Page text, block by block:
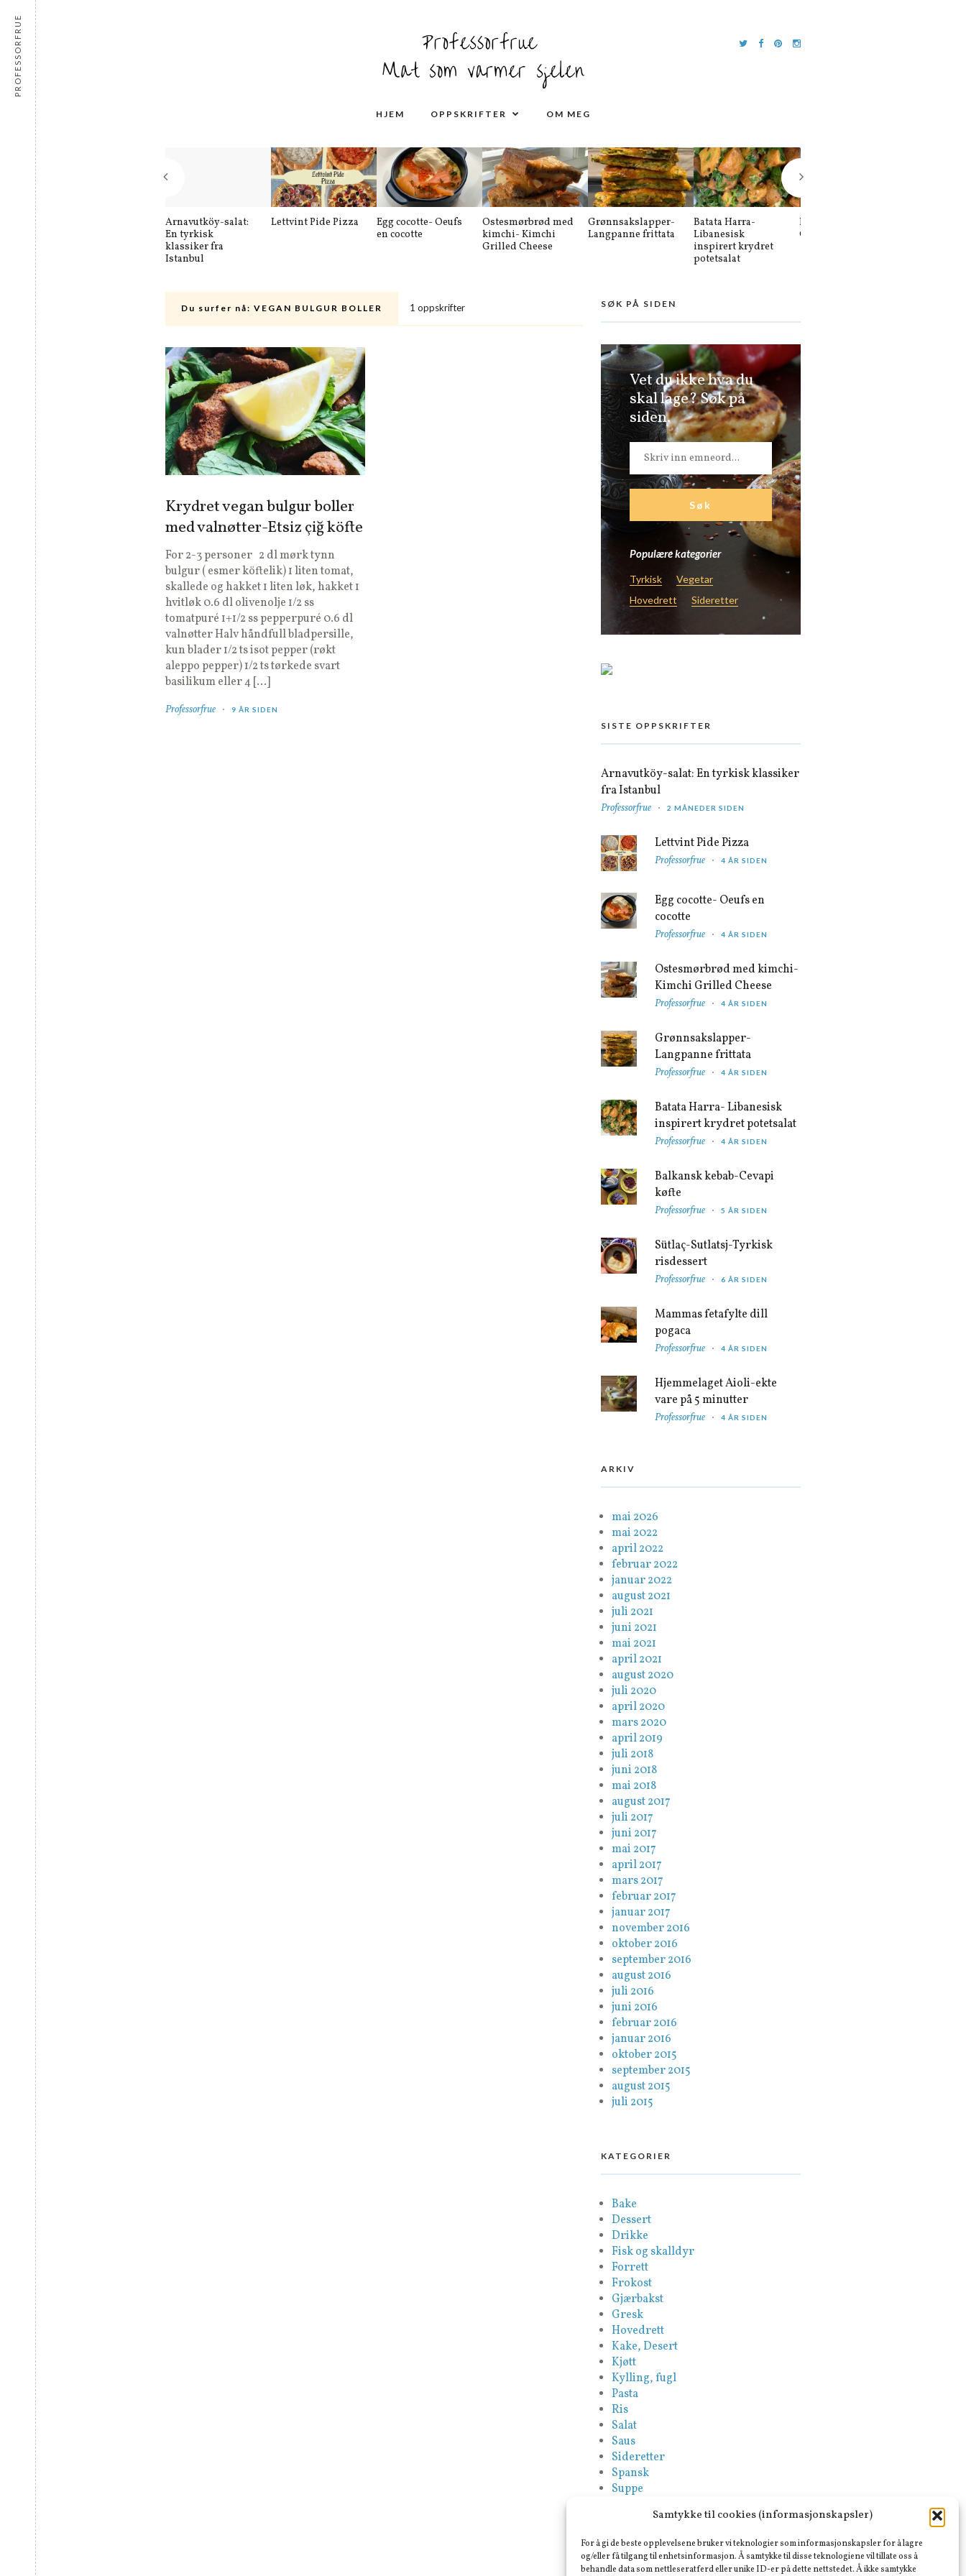
Samtykke til cookies (informasjonskapsler)
For å gi de beste opplevelsene bruker vi teknologier som informasjonskapsler for å lagre
og/eller få tilgang til enhetsinformasjon. Å samtykke til disse teknologiene vil tillate oss å
behandle data som nettleseratferd eller unike ID-er på dette nettstedet. Å ikke samtykke
HJEM OPPSKRIFTER OM MEG
Arnavutköy-salat:
En tyrkisk
klassiker fra
Istanbul
Lettvint Pide Pizza
Egg cocotte- Oeufs
en cocotte
Ostesmørbrød med
kimchi- Kimchi
Grilled Cheese
Grønnsakslapper-
Langpanne frittata
Batata Harra-
Libanesisk
inspirert krydret
potetsalat
Balkansk kebab-
Cevapi køfte
Du surfer nå: VEGAN BULGUR BOLLER 1 oppskrifter
Krydret vegan bulgur boller
med valnøtter-Etsiz çiğ köfte
For 2-3 personer 2 dl mørk tynn
bulgur ( esmer köftelik) 1 liten tomat,
skallede og hakket 1 liten løk, hakket 1
hvitløk 0.6 dl olivenolje 1/2 ss
tomatpuré 1+1/2 ss pepperpuré 0.6 dl
valnøtter Halv håndfull bladpersille,
kun blader 1/2 ts isot pepper (røkt
aleppo pepper) 1/2 ts tørkede svart
basilikum eller 4 […]
Professorfrue 9 ÅR SIDEN
SØK PÅ SIDEN
Vet du ikke hva du
skal lage? Søk på
siden.
Populære kategorier
Tyrkisk
Vegetar
Hovedrett
Sideretter
SISTE OPPSKRIFTER
Arnavutköy-salat: En tyrkisk klassiker
fra Istanbul
Professorfrue 2 MÅNEDER SIDEN
Lettvint Pide Pizza
Professorfrue 4 ÅR SIDEN
Egg cocotte- Oeufs en
cocotte
Professorfrue 4 ÅR SIDEN
Ostesmørbrød med kimchi-
Kimchi Grilled Cheese
Professorfrue 4 ÅR SIDEN
Grønnsakslapper-
Langpanne frittata
Professorfrue 4 ÅR SIDEN
Batata Harra- Libanesisk
inspirert krydret potetsalat
Professorfrue 4 ÅR SIDEN
Balkansk kebab-Cevapi
køfte
Professorfrue 5 ÅR SIDEN
Sütlaç-Sutlatsj-Tyrkisk
risdessert
Professorfrue 6 ÅR SIDEN
Mammas fetafylte dill
pogaca
Professorfrue 4 ÅR SIDEN
Hjemmelaget Aioli-ekte
vare på 5 minutter
Professorfrue 4 ÅR SIDEN
ARKIV
mai 2026
mai 2022
april 2022
februar 2022
januar 2022
august 2021
juli 2021
juni 2021
mai 2021
april 2021
august 2020
juli 2020
april 2020
mars 2020
april 2019
juli 2018
juni 2018
mai 2018
august 2017
juli 2017
juni 2017
mai 2017
april 2017
mars 2017
februar 2017
januar 2017
november 2016
oktober 2016
september 2016
august 2016
juli 2016
juni 2016
februar 2016
januar 2016
oktober 2015
september 2015
august 2015
juli 2015
KATEGORIER
Bake
Dessert
Drikke
Fisk og skalldyr
Forrett
Frokost
Gjærbakst
Gresk
Hovedrett
Kake, Desert
Kjøtt
Kylling, fugl
Pasta
Ris
Salat
Saus
Sideretter
Spansk
Suppe
Vegan
Vegetar
PROFESSORFRUE